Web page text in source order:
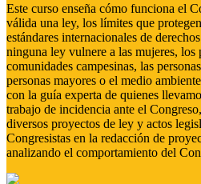
Este curso enseña cómo funciona el
válida una ley, los límites que
estándares internacionales de
ninguna ley vulnere a las mujeres, los
comunidades campesinas, las
personas mayores o el medio
con la guía experta de quienes
trabajo de incidencia ante el
diversos proyectos de ley y actos
Congresistas en la redacción de
analizando el comportamiento del